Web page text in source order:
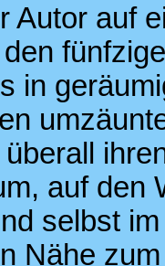
Autor auf
in
auf den
selbst
Nähe